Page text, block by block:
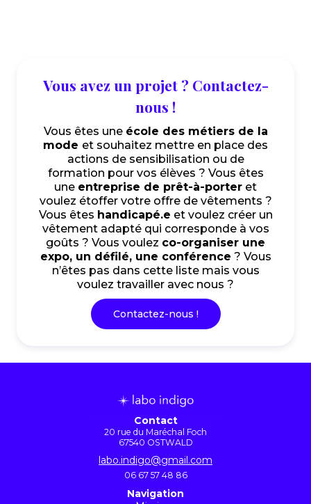
Vous avez un projet ? Contactez-
nous !
Vous êtes une école des métiers de la
mode et souhaitez mettre en place des
actions de sensibilisation ou de
formation pour vos élèves ? Vous êtes
une entreprise de prêt-à-porter et
voulez étoffer votre offre de vêtements ?
Vous êtes handicapé.e et voulez créer un
vêtement adapté qui corresponde à vos
goûts ? Vous voulez co-organiser une
expo, un défilé, une conférence ? Vous
n’êtes pas dans cette liste mais vous
voulez travailler avec nous ?
Contactez-nous !
Contact
20 rue du Maréchal Foch
67540 OSTWALD
labo.indigo@gmail.com
06 67 57 48 86
Navigation